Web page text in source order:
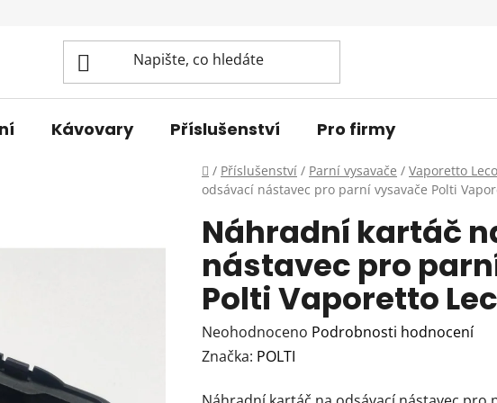
Kávovary Příslušenství Pro firmy
Domů
/ Příslušenství / Parní vysavače / Vaporetto
odsávací nástavec pro parní vysavače Polti
Náhradní kartáč
nástavec pro
Polti Vaporetto
Průměrné
hodnocení
Neohodnoceno Podrobnosti hodnocení
Značka: POLTI